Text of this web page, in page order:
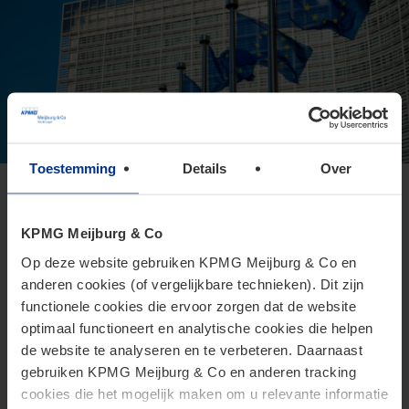
Toestemming Details Over
KPMG Meijburg & Co
Op deze website gebruiken KPMG Meijburg & Co en
anderen cookies (of vergelijkbare technieken). Dit zijn
functionele cookies die ervoor zorgen dat de website
optimaal functioneert en analytische cookies die helpen
de website te analyseren en te verbeteren. Daarnaast
gebruiken KPMG Meijburg & Co en anderen tracking
cookies die het mogelijk maken om u relevante informatie
voorstel voor Direct Tax Omnibus
24 juni 2026
Het Omnibusvoorstel is een ambitieus richtlijnvoorstel dat
beoogt administratieve versoepelingen en
lastenverlichtingen te introduceren voor belastingplichtigen.